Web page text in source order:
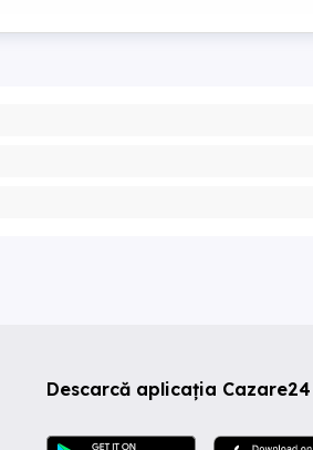
Descarcă aplicația Cazare24